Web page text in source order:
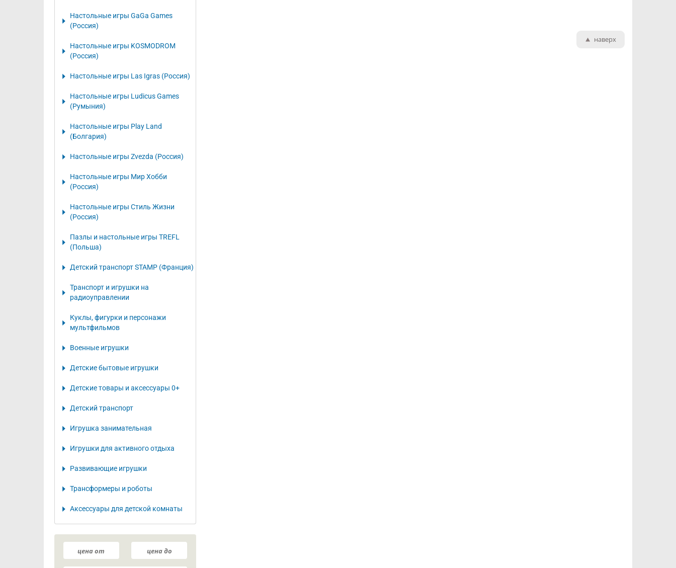
Настольные игры GaGa Games
(Россия)
Настольные игры KOSMODROM
(Россия)
Настольные игры Las Igras (Россия)
Настольные игры Ludicus Games
(Румыния)
Настольные игры Play Land
(Болгария)
Настольные игры Zvezda (Россия)
Настольные игры Мир Хобби
(Россия)
Настольные игры Стиль Жизни
(Россия)
Пазлы и настольные игры TREFL
(Польша)
Детский транспорт STAMP (Франция)
Транспорт и игрушки на
радиоуправлении
Куклы, фигурки и персонажи
мультфильмов
Военные игрушки
Детские бытовые игрушки
Детские товары и аксессуары 0+
Детский транспорт
Игрушка занимательная
Игрушки для активного отдыха
Развивающие игрушки
Трансформеры и роботы
Аксессуары для детской комнаты
наверх